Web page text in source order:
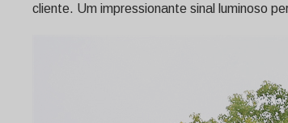
cliente. Um impressionante sinal luminoso